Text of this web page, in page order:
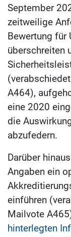
September
zeitweilige
Bewertung für
überschreiten
A464),
eine 2020
die
abzufedern.
Darüber
Angaben ein
einführen
Mailvote
hinterlegten